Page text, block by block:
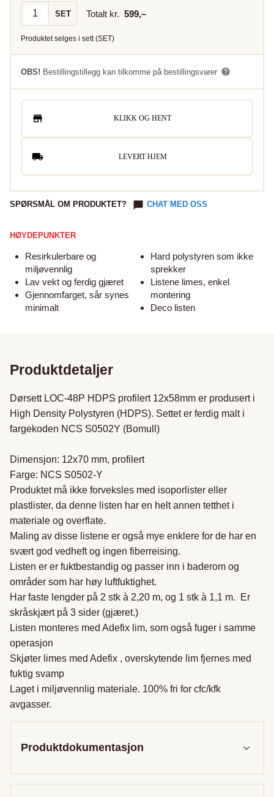
SET Totalt kr. 599,–
Produktet selges i sett(SET)
OBS! Bestillingstillegg kan tilkomme på bestillingsvarer
KLIKK OG HENT
LEVERT HJEM
SPØRSMÅL OM PRODUKTET? CHAT MED OSS
HØYDEPUNKTER
Resirkulerbare og
miljøvennlig
Lav vekt og ferdig gjæret
Gjennomfarget, sår synes
minimalt
Hard polystyren som ikke
sprekker
Listene limes, enkel
montering
Deco listen
Produktdetaljer
Dørsett LOC-48P HDPS profilert 12x58mm er produsert i
High Density Polystyren (HDPS). Settet er ferdig malt i
fargekoden NCS S0502Y (Bomull)
Dimensjon: 12x70 mm, profilert
Farge: NCS S0502-Y
Produktet må ikke forveksles med isoporlister eller
plastlister, da denne listen har en helt annen tetthet i
materiale og overflate.
Maling av disse listene er også mye enklere for de har en
svært god vedheft og ingen fiberreising.
Listen er er fuktbestandig og passer inn i baderom og
områder som har høy luftfuktighet.
Har faste lengder på 2 stk à 2,20 m, og 1 stk à 1,1 m.  Er
skråskjært på 3 sider (gjæret.)
Listen monteres med Adefix lim, som også fuger i samme
operasjon
Skjøter limes med Adefix , overskytende lim fjernes med
fuktig svamp
Laget i miljøvennlig materiale. 100% fri for cfc/kfk
avgasser.
Produktdokumentasjon